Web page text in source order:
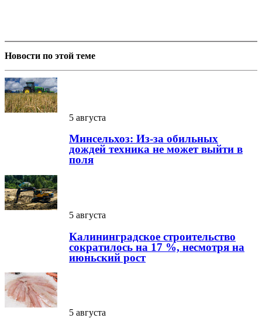
Новости по этой теме
5 августа
Минсельхоз: Из-за обильных
дождей техника не может выйти в
поля
5 августа
Калининградское строительство
сократилось на 17 %, несмотря на
июньский рост
5 августа